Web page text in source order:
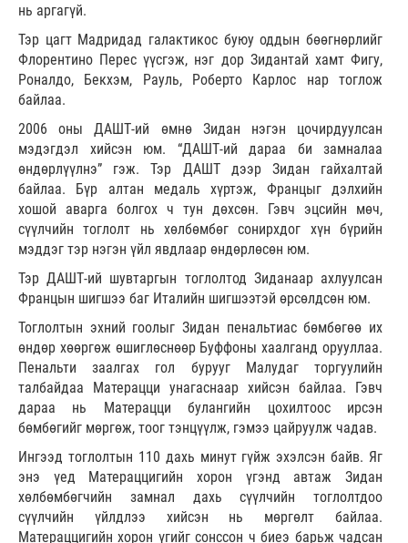
нь аргагүй.
Тэр цагт Мадридад галактикос буюу оддын бөөгнөрлийг
Флорентино Перес үүсгэж, нэг дор Зидантай хамт Фигу,
Роналдо, Бекхэм, Рауль, Роберто Карлос нар тоглож
байлаа.
2006 оны ДАШТ-ий өмнө Зидан нэгэн цочирдуулсан
мэдэгдэл хийсэн юм. “ДАШТ-ий дараа би замналаа
өндөрлүүлнэ” гэж. Тэр ДАШТ дээр Зидан гайхалтай
байлаа. Бүр алтан медаль хүртэж, Францыг дэлхийн
хошой аварга болгох ч тун дөхсөн. Гэвч эцсийн мөч,
сүүлчийн тоглолт нь хөлбөмбөг сонирхдог хүн бүрийн
мэддэг тэр нэгэн үйл явдлаар өндөрлөсөн юм.
Тэр ДАШТ-ий шувтаргын тоглолтод Зиданаар ахлуулсан
Францын шигшээ баг Италийн шигшээтэй өрсөлдсөн юм.
Тоглолтын эхний гоолыг Зидан пенальтиас бөмбөгөө их
өндөр хөөргөж өшиглөснөөр Буффоны хаалганд орууллаа.
Пенальти заалгах гол бурууг Малудаг торгуулийн
талбайдаа Матерацци унагаснаар хийсэн байлаа. Гэвч
дараа нь Матерацци булангийн цохилтоос ирсэн
бөмбөгийг мөргөж, тоог тэнцүүлж, гэмээ цайруулж чадав.
Ингээд тоглолтын 110 дахь минут гүйж эхэлсэн байв. Яг
энэ үед Матераццигийн хорон үгэнд автаж Зидан
хөлбөмбөгчийн замнал дахь сүүлчийн тоглолтдоо
сүүлчийн үйлдлээ хийсэн нь мөргөлт байлаа.
Матераццигийн хорон үгийг сонссон ч биеэ барьж чадсан